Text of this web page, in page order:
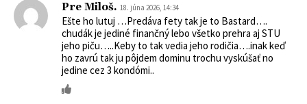
Pre Miloš. 18. júna 2026, 14:34
Ešte ho lutuj …Predáva fety tak je to Bastard….
chudák je jediné finančný lebo všetko prehra aj STU
jeho piču…..Keby to tak vedia jeho rodičia….inak keď
ho zavrú tak ju pôjdem dominu trochu vyskúšať no
jedine cez 3 kondómi..